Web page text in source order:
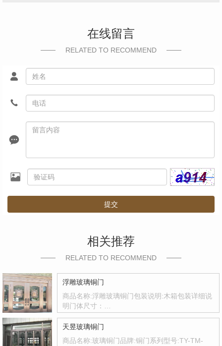
在线留言
RELATED TO RECOMMEND
提交
相关推荐
RELATED TO RECOMMEND
浮雕玻璃铜门
商品名称:浮雕玻璃铜门包装说明:木箱包装详细说
明门体尺寸：…
天昱玻璃铜门
商品名称:玻璃铜门品牌:铜门系列型号:TY-TM-